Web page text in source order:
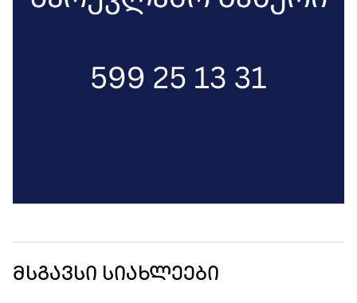
მსგავსი სიახლეები